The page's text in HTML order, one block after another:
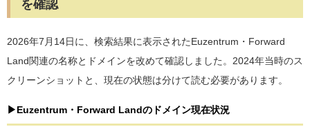
を確認
2026年7月14日に、検索結果に表示されたEuzentrum・Forward
Land関連の名称とドメインを改めて確認しました。2024年当時のス
クリーンショットと、現在の状態は分けて読む必要があります。
▶Euzentrum・Forward Landのドメイン現在状況